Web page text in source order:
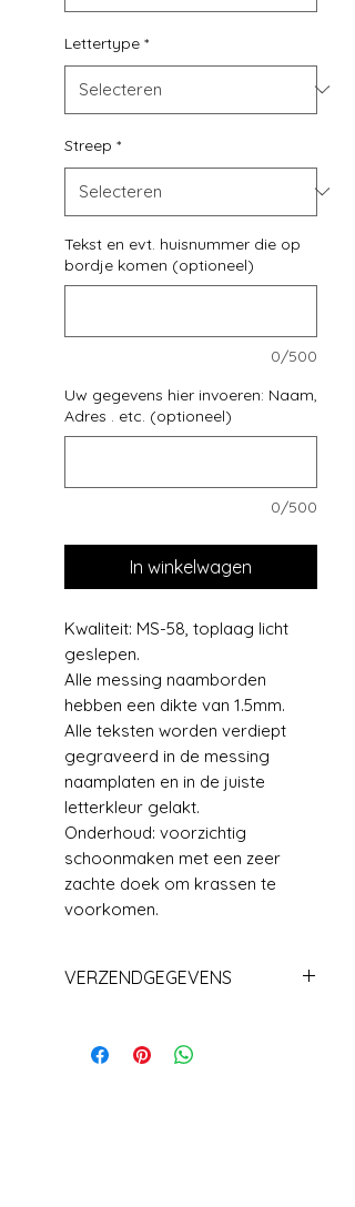
Lettertype *
Streep *
Tekst en evt. huisnummer die op
bordje komen (optioneel)
0/500
Uw gegevens hier invoeren: Naam,
Adres . etc. (optioneel)
0/500
In winkelwagen
Kwaliteit: MS-58, toplaag licht
geslepen.
Alle messing naamborden
hebben een dikte van 1.5mm.
Alle teksten worden verdiept
gegraveerd in de messing
naamplaten en in de juiste
letterkleur gelakt.
Onderhoud: voorzichtig
schoonmaken met een zeer
zachte doek om krassen te
voorkomen.
VERZENDGEGEVENS